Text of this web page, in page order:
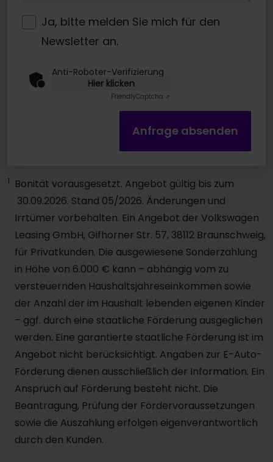
Ja, bitte melden Sie mich für den
Newsletter an.
Anti-Roboter-Verifizierung
Hier klicken
FriendlyCaptcha ⇗
Anfrage absenden
1
Bonität vorausgesetzt. Angebot gültig bis zum
30.09.2026. Stand 05/2026. Änderungen und
Irrtümer vorbehalten. Ein Angebot der Volkswagen
Leasing GmbH, Gifhorner Str. 57, 38112 Braunschweig,
für Privatkunden. Die ausgewiesene Sonderzahlung
in Höhe von 6.000 € kann – abhängig vom zu
versteuernden Haushaltsjahreseinkommen sowie
der Anzahl der im Haushalt lebenden eigenen Kinder
– ggf. durch eine staatliche Förderung ausgeglichen
werden. Eine garantierte staatliche Förderung ist im
Angebot nicht berücksichtigt. Angaben zur E-Auto-
Förderung dienen ausschließlich der Information. Ein
Anspruch auf Förderung besteht nicht. Die
Beantragung, Prüfung der Fördervoraussetzungen
sowie die Auszahlung erfolgen eigenverantwortlich
durch den Kunden.